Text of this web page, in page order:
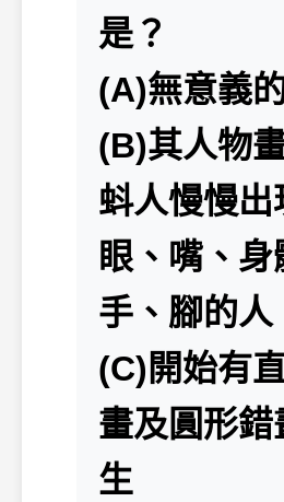
是？
(A)無意義
(B)其人物
蚪人慢慢出
眼、嘴、身
手、腳的人
(C)開始有
畫及圓形錯
生